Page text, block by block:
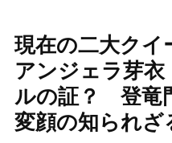
現在の二大クイ
アンジェラ芽
ルの証？ 登竜
変顔の知られざ